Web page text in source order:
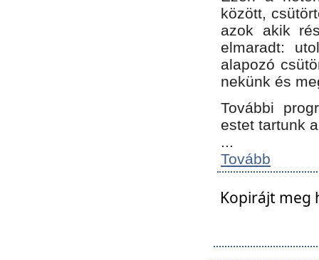
között,
azok akik
elmaradt:
alapozó
nekünk és
További
estet tartunk
...
Tovább
Kopirájt meg